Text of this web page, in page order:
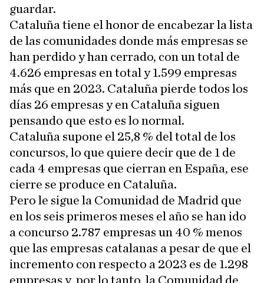
guardar.
Cataluña tiene el honor de encabezar la lista
de las comunidades donde más empresas se
han perdido y han cerrado, con un total de
4.626 empresas en total y 1.599 empresas
más que en 2023. Cataluña pierde todos los
días 26 empresas y en Cataluña siguen
pensando que esto es lo normal.
Cataluña supone el 25,8 % del total de los
concursos, lo que quiere decir que de 1 de
cada 4 empresas que cierran en España, ese
cierre se produce en Cataluña.
Pero le sigue la Comunidad de Madrid que
en los seis primeros meses el año se han ido
a concurso 2.787 empresas un 40 % menos
que las empresas catalanas a pesar de que el
incremento con respecto a 2023 es de 1.298
empresas y, por lo tanto, la Comunidad de